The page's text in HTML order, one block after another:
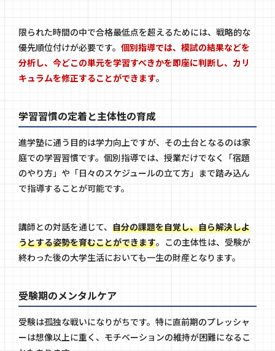
限られた時間の中で合格最低点を超えるためには、戦略的な
優先順位付けが必要です。 個別指導では、模試の結果などを
分析し、今どこの単元を学習すべきかを即座に判断し、カリ
キュラムを修正することができます。
学習習慣の定着と主体性の育成
進学塾に通う目的は学力向上ですが、その土台となるのは家
庭での学習習慣です。個別指導では、授業だけでなく「宿題
のやり方」や「日々のスケジュールの立て方」まで踏み込ん
で指導することが可能です。
講師との対話を通じて、 自分の課題を自覚し、自ら解決しよ
うとする姿勢を育むことができます。この主体性は、受験が
終わった後の大学生活においても一生の財産となります。
受験期のメンタルケア
受験は孤独な戦いになりがちです。特に直前期のプレッシャ
ーは想像以上に重く、モチベーションの維持が困難になるこ